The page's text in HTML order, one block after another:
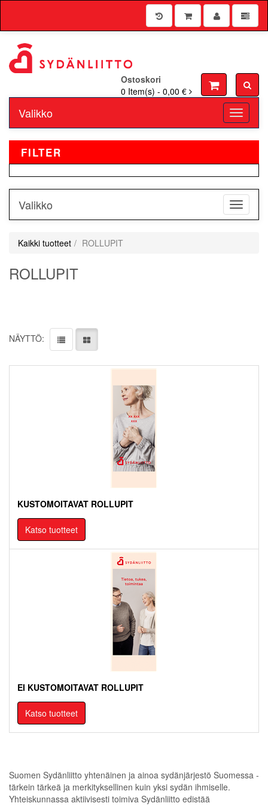
Ostoskori
0 Item(s) - 0,00 €
Toggle
Valikko
FILTER
Toggle
Valikko
Kaikki tuotteet ROLLUPIT
ROLLUPIT
NÄYTTÖ:
KUSTOMOITAVAT ROLLUPIT
Katso tuotteet
EI KUSTOMOITAVAT ROLLUPIT
Katso tuotteet
Suomen Sydänliitto yhtenäinen ja ainoa sydänjärjestö Suomessa -
tärkein tärkeä ja merkityksellinen kuin yksi sydän ihmiselle.
Yhteiskunnassa aktiivisesti toimiva Sydänliitto edistää